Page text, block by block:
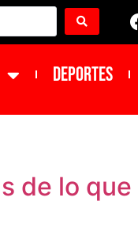
DEPORTES
de lo que